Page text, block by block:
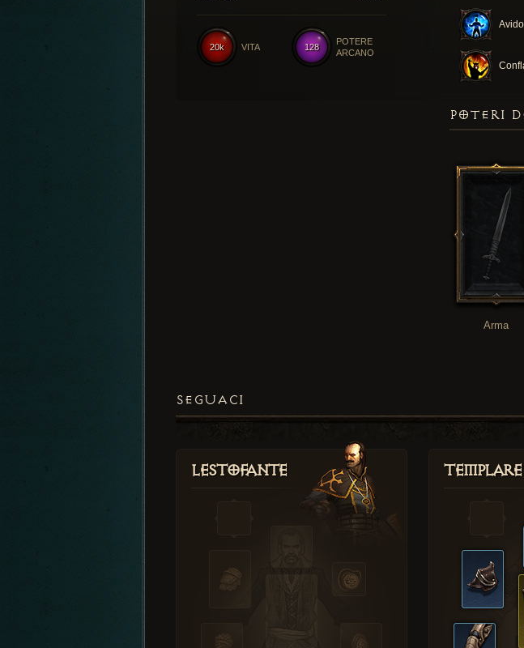
128
POTERE
ARCANO
20k VITA
POTERI
Arma
SEGUACI
Lestofante Templare